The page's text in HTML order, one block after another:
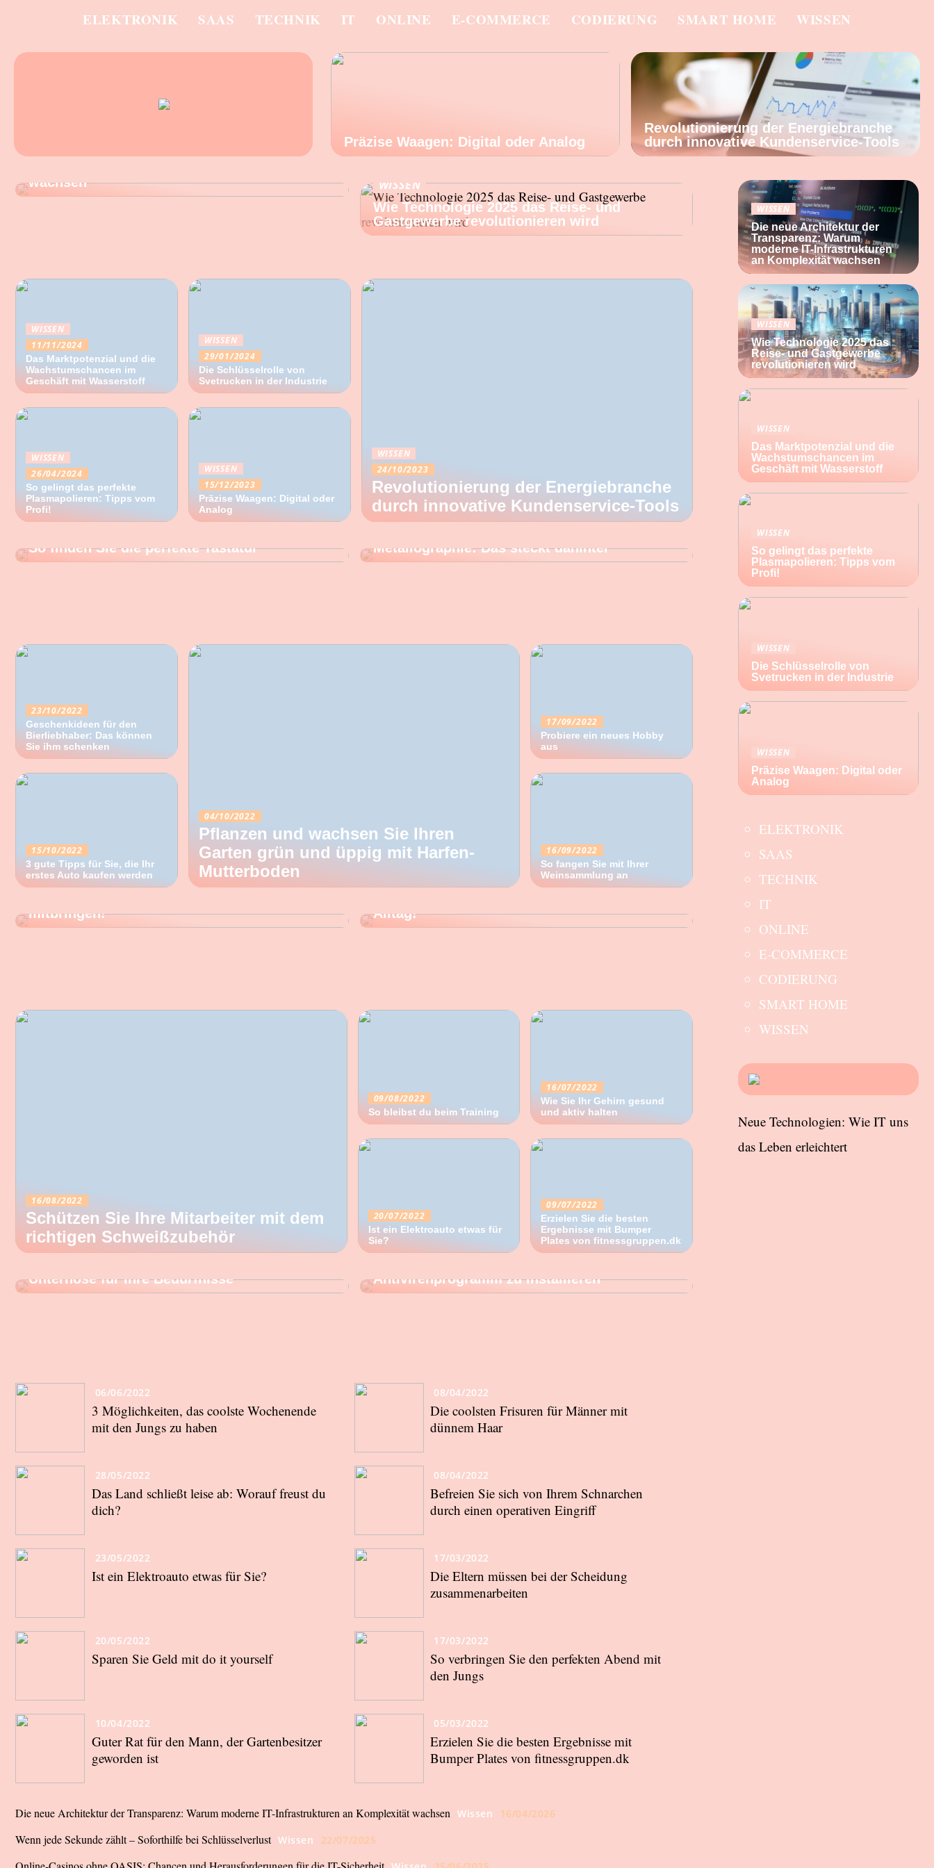
ELEKTRONIK SAAS TECHNIK IT ONLINE E-COMMERCE CODIERUNG SMART HOME WISSEN
Präzise Waagen: Digital oder Analog
Revolutionierung der Energiebranche
durch innovative Kundenservice-Tools
Die neue Architektur der Transparenz: Warum
wachsen
WISSEN
Wie Technologie 2025 das Reise- und
Gastgewerbe revolutionieren wird
WISSEN
11/11/2024
Das Marktpotenzial und die
Wachstumschancen im
Geschäft mit Wasserstoff
WISSEN
26/04/2024
So gelingt das perfekte
Plasmapolieren: Tipps vom
Profi!
WISSEN
29/01/2024
Die Schlüsselrolle von
Svetrucken in der Industrie
WISSEN
15/12/2023
Präzise Waagen: Digital oder
Analog
WISSEN
24/10/2023
Revolutionierung der Energiebranche
durch innovative Kundenservice-Tools
WISSEN
So finden Sie die perfekte Tastatur
WISSEN
Metallographie: Das steckt dahinter
23/10/2022
Geschenkideen für den
Bierliebhaber: Das können
Sie ihm schenken
15/10/2022
3 gute Tipps für Sie, die Ihr
erstes Auto kaufen werden
04/10/2022
Pflanzen und wachsen Sie Ihren
Garten grün und üppig mit Harfen-
Mutterboden
17/09/2022
Probiere ein neues Hobby
aus
16/09/2022
So fangen Sie mit Ihrer
Weinsammlung an
08/09/2022
mitbringen!
Alltag!
16/08/2022
Schützen Sie Ihre Mitarbeiter mit dem
richtigen Schweißzubehör
09/08/2022
So bleibst du beim Training
20/07/2022
Ist ein Elektroauto etwas für
Sie?
16/07/2022
Wie Sie Ihr Gehirn gesund
und aktiv halten
09/07/2022
Erzielen Sie die besten
Ergebnisse mit Bumper
Plates von fitnessgruppen.dk
26/06/2022
Unterhose für Ihre Bedürfnisse
17/06/2022
Antivirenprogramm zu installieren
06/06/2022
3 Möglichkeiten, das coolste Wochenende
mit den Jungs zu haben
28/05/2022
Das Land schließt leise ab: Worauf freust du
dich?
23/05/2022
Ist ein Elektroauto etwas für Sie?
20/05/2022
Sparen Sie Geld mit do it yourself
10/04/2022
Guter Rat für den Mann, der Gartenbesitzer
geworden ist
08/04/2022
Die coolsten Frisuren für Männer mit
dünnem Haar
08/04/2022
Befreien Sie sich von Ihrem Schnarchen
durch einen operativen Eingriff
17/03/2022
Die Eltern müssen bei der Scheidung
zusammenarbeiten
17/03/2022
So verbringen Sie den perfekten Abend mit
den Jungs
05/03/2022
Erzielen Sie die besten Ergebnisse mit
Bumper Plates von fitnessgruppen.dk
Die neue Architektur der Transparenz: Warum moderne IT-Infrastrukturen an Komplexität wachsen Wissen 16/04/2026
Wenn jede Sekunde zählt – Soforthilfe bei Schlüsselverlust Wissen 22/07/2025
WISSEN
Die neue Architektur der
Transparenz: Warum
moderne IT-Infrastrukturen
an Komplexität wachsen
WISSEN
Wie Technologie 2025 das
Reise- und Gastgewerbe
revolutionieren wird
WISSEN
Das Marktpotenzial und die
Wachstumschancen im
Geschäft mit Wasserstoff
WISSEN
So gelingt das perfekte
Plasmapolieren: Tipps vom
Profi!
WISSEN
Die Schlüsselrolle von
Svetrucken in der Industrie
WISSEN
Präzise Waagen: Digital oder
Analog
ELEKTRONIK
SAAS
TECHNIK
IT
ONLINE
E-COMMERCE
CODIERUNG
SMART HOME
WISSEN
Neue Technologien: Wie IT uns
das Leben erleichtert